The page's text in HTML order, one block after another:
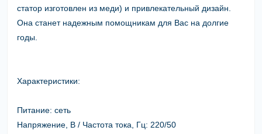
статор изготовлен из меди) и привлекательный дизайн.
Она станет надежным помощникам для Вас на долгие
годы.
Характеристики:
Питание: сеть
Напряжение, В / Частота тока, Гц: 220/50